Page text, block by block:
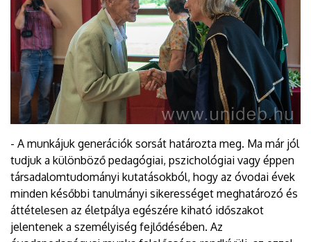
- A munkájuk generációk sorsát határozta meg. Ma már jól
tudjuk a különböző pedagógiai, pszichológiai vagy éppen
társadalomtudományi kutatásokból, hogy az óvodai évek
minden későbbi tanulmányi sikerességet meghatározó és
áttételesen az életpálya egészére kiható időszakot
jelentenek a személyiség fejlődésében. Az